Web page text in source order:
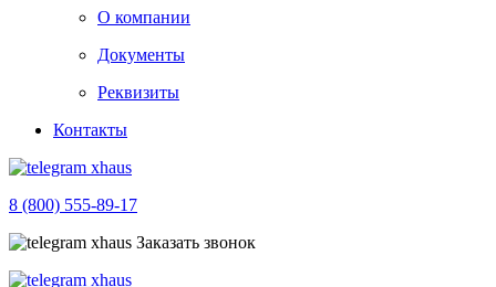
О компании
Документы
Реквизиты
Контакты
8 (800) 555-89-17
Заказать звонок